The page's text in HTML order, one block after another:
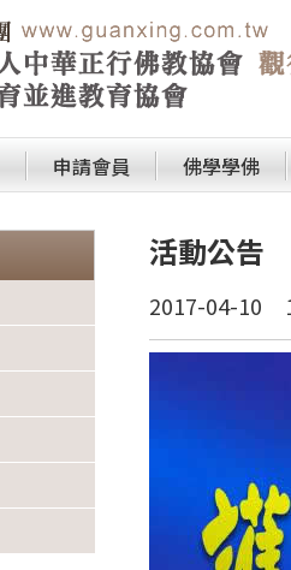
申請會員 佛學學佛
活動公告
2017-04-10